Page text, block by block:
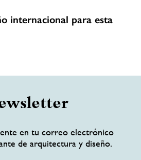
internacional para esta
en tu correo electrónico
de arquitectura y diseño.